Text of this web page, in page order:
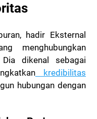
hadir Eksternal
menghubungkan
dikenal sebagai
kredibilitas
hubungan dengan